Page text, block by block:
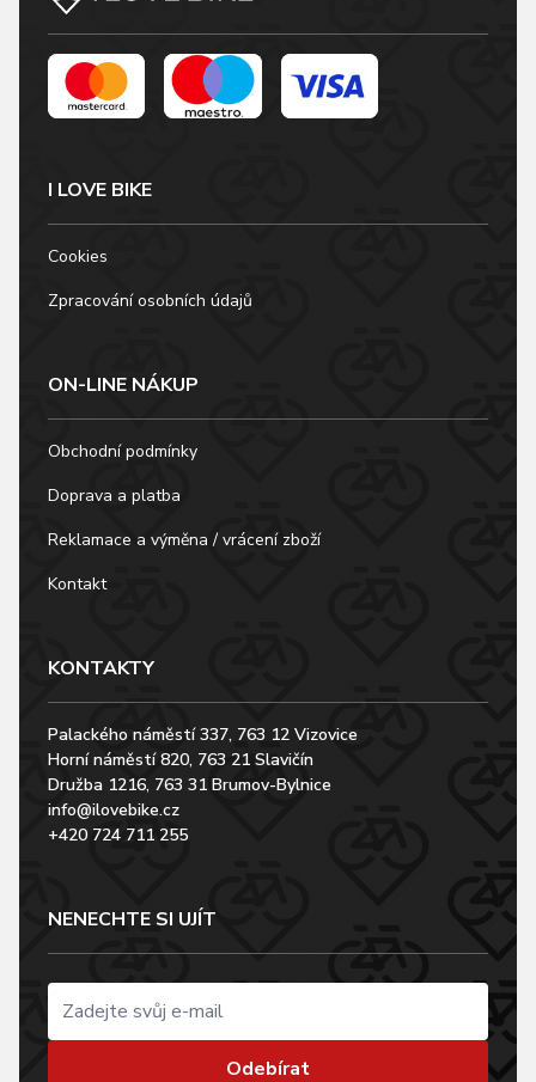
I LOVE BIKE
Cookies
Zpracování osobních údajů
ON-LINE NÁKUP
Obchodní podmínky
Doprava a platba
Reklamace a výměna / vrácení zboží
Kontakt
KONTAKTY
Palackého náměstí 337, 763 12 Vizovice
Horní náměstí 820, 763 21 Slavičín
Družba 1216, 763 31 Brumov-Bylnice
info@ilovebike.cz
+420 724 711 255
NENECHTE SI UJÍT
Odebírat